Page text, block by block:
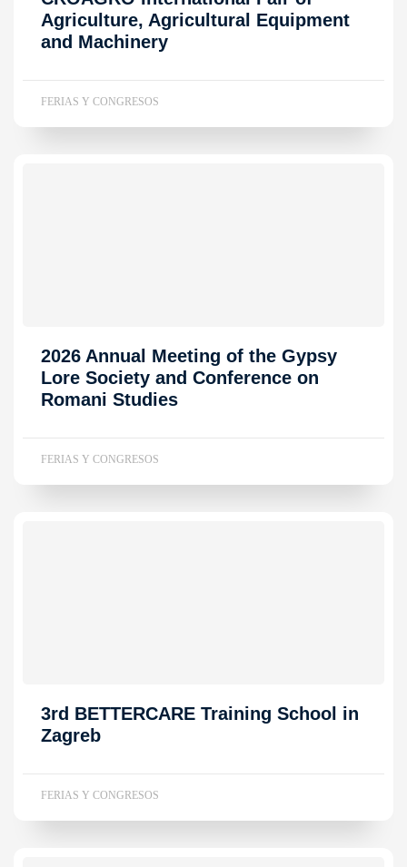
Agriculture, Agricultural Equipment
and Machinery
FERIAS Y CONGRESOS
2026 Annual Meeting of the Gypsy
Lore Society and Conference on
Romani Studies
FERIAS Y CONGRESOS
3rd BETTERCARE Training School in
Zagreb
FERIAS Y CONGRESOS